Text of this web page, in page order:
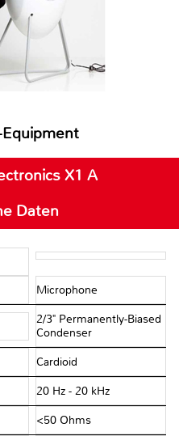
X1 A
Daten
Microphone
2/3" Permanently-Biased
Condenser
Cardioid
20 Hz - 20 kHz
<50 Ohms